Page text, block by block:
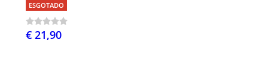
ESGOTADO
€ 21,90